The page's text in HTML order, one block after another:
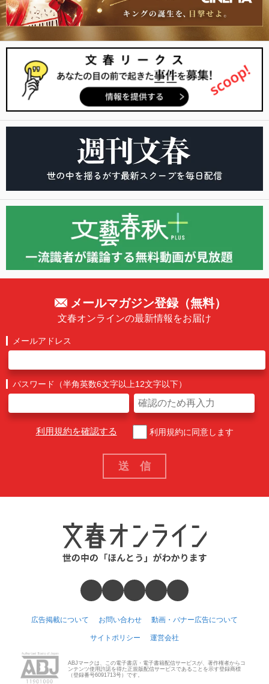
メールマガジン登録（無料）
文春オンラインの最新情報をお届け
メールアドレス
パスワード（半角英数6文字以上12文字以下）
利用規約を確認する 利用規約に同意します
広告掲載について お問い合わせ 動画・バナー広告について
サイトポリシー 運営会社
ABJマークは、この電子書店・電子書籍配信サービスが、著作権者からコ
ンテンツ使用許諾を得た正規版配信サービスであることを示す登録商標
（登録番号6091713号）です。